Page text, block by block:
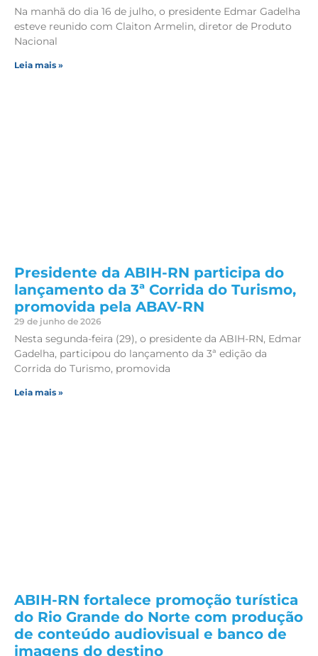
Na manhã do dia 16 de julho, o presidente Edmar Gadelha
esteve reunido com Claiton Armelin, diretor de Produto
Nacional
Leia mais »
Presidente da ABIH-RN participa do
lançamento da 3ª Corrida do Turismo,
promovida pela ABAV-RN
29 de junho de 2026
Nesta segunda-feira (29), o presidente da ABIH-RN, Edmar
Gadelha, participou do lançamento da 3ª edição da
Corrida do Turismo, promovida
Leia mais »
ABIH-RN fortalece promoção turística
do Rio Grande do Norte com produção
de conteúdo audiovisual e banco de
imagens do destino